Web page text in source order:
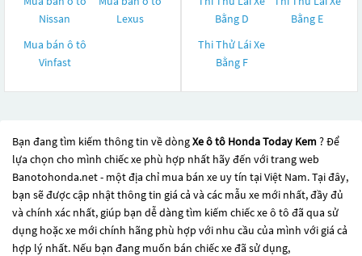
Nissan
Lexus
Mua bán ô tô
Vinfast
Bằng D
Bằng E
Thi Thử Lái Xe
Bằng F
Bạn đang tìm kiếm thông tin về dòngXe ô tô Honda Today Kem? Để
lựa chọn cho mình chiếc xe phù hợp nhất hãy đến với trang web
Banotohonda.net - một địa chỉ mua bán xe uy tín tại Việt Nam. Tại đây,
bạn sẽ được cập nhật thông tin giá cả và các mẫu xe mới nhất, đầy đủ
và chính xác nhất, giúp bạn dễ dàng tìm kiếm chiếc xe ô tô đã qua sử
dụng hoặc xe mới chính hãng phù hợp với nhu cầu của mình với giá cả
hợp lý nhất. Nếu bạn đang muốn bán chiếc xe đã sử dụng,